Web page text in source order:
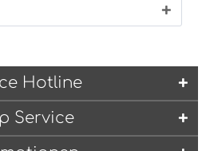
Hotline
Service